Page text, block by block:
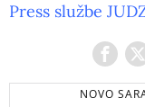
Press službe
NOVO